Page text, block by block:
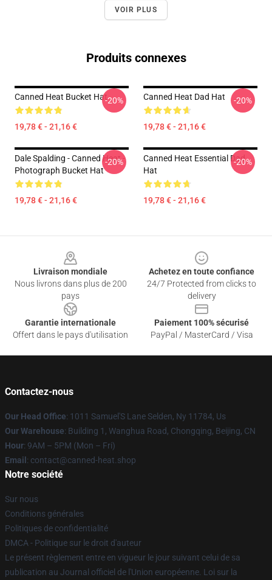
VOIR PLUS
Produits connexes
Canned Heat Bucket Hat
19,78 € - 21,16 €
-20% Canned Heat Dad Hat
19,78 € - 21,16 €
-20%
Dale Spalding - Canned Heat -
Photograph Bucket Hat
19,78 € - 21,16 €
-20%
Canned Heat Essential Dad
Hat
19,78 € - 21,16 €
-20%
Livraison mondiale
Nous livrons dans plus de 200
pays
Achetez en toute confiance
24/7 Protected from clicks to
delivery
Garantie internationale
Offert dans le pays d'utilisation
Paiement 100% sécurisé
PayPal / MasterCard / Visa
Contactez-nous
Our Head Office: 1011 Samuel'S Lane Selden, Ny 11784, Us
Our Warehouse: Building 1, Wanghua Road, Chongqing, Beijing, CN
Hour: 9AM – 5PM (Mon – Fri)
Email : contact@canned-heat.shop
Notre société
Sur nous
Conditions générales
Politiques de confidentialité
DMCA - Politique sur le droit d'auteur
Le présent règlement entre en vigueur le jour suivant celui de sa
publication au Journal officiel de l'Union européenne. Loi sur la